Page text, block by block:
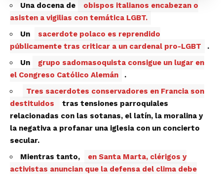
Una docena de
obispos italianos encabezan o
asisten a vigilias con temática LGBT.
Un
sacerdote polaco es reprendido
públicamente tras criticar a un cardenal pro-LGBT
.
Un
grupo sadomasoquista consigue un lugar en
el Congreso Católico Alemán
.
Tres sacerdotes conservadores en Francia son
destituidos
tras tensiones parroquiales
relacionadas con las sotanas, el latín, la moralina y
la negativa a profanar una iglesia con un concierto
secular.
Mientras tanto,
en Santa Marta, clérigos y
activistas anuncian que la defensa del clima debe